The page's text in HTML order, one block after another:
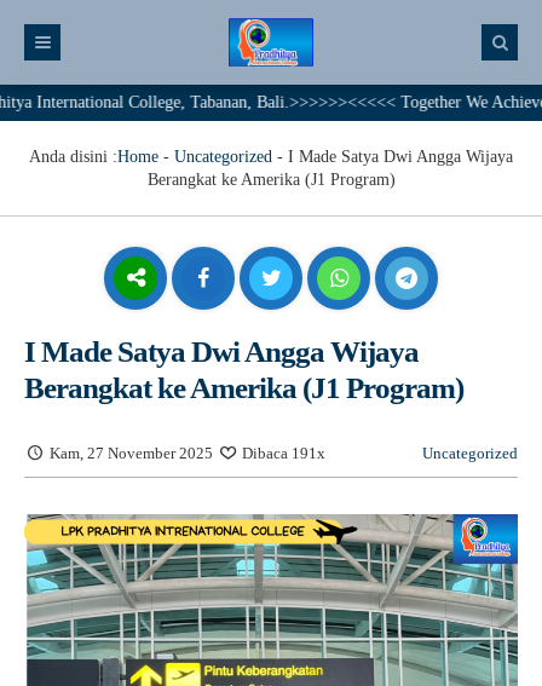
College, Tabanan, Bali.>>>>>><<<<< Together We Achieve A
Anda disini :Home - Uncategorized - I Made Satya Dwi Angga Wijaya
Berangkat ke Amerika (J1 Program)
I Made Satya Dwi Angga Wijaya
Berangkat ke Amerika (J1 Program)
Kam, 27 November 2025 Dibaca 191x Uncategorized